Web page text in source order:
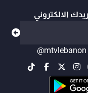
الالكتروني
@mtvlebanon